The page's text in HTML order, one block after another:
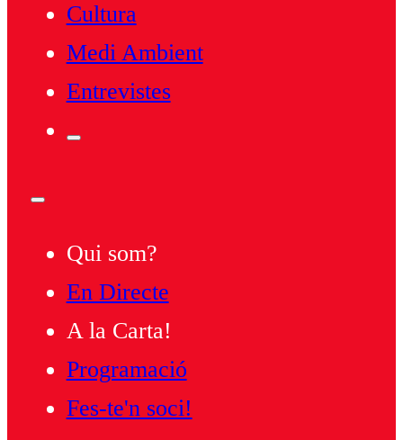
Cultura
Medi Ambient
Entrevistes
Qui som?
En Directe
A la Carta!
Programació
Fes-te'n soci!